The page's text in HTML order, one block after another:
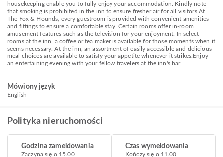
housekeeping enable you to fully enjoy your accommodation. Kindly note
that smoking is prohibited in the inn to ensure fresher air for all visitors.At
The Fox & Hounds, every guestroom is provided with convenient amenities
and fittings to ensure a comfortable stay. Certain rooms offer in-room
amusement features such as the television for your enjoyment. In select
rooms at the inn, a coffee or tea maker is available for those moments when it
seems necessary. At the inn, an assortment of easily accessible and delicious
meal choices are available to satisfy your appetite whenever it strikes.Enjoy
an entertaining evening with your fellow travelers at the inn's bar.
Mówiony język
English
Polityka nieruchomości
Godzina zameldowania
Zaczyna się o 15.00
Czas wymeldowania
Kończy się o 11.00